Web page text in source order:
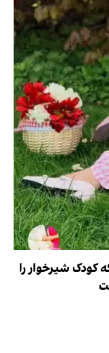
کودک شیرخوار را